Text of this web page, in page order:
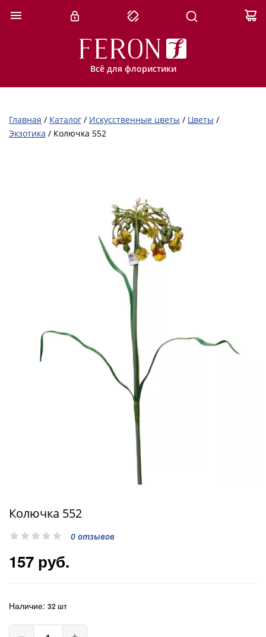
Всё для флористики
Главная / Каталог / Искусственные цветы / Цветы /
Экзотика / Колючка 552
Колючка 552
0 отзывов
157 руб.
Наличие: 32 шт